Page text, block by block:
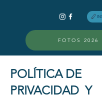
FOTOS 2026
POLÍTICA DE
PRIVACIDAD Y